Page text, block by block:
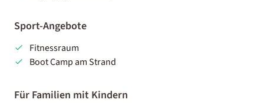
Sport-Angebote
Fitnessraum
Boot Camp am Strand
Für Familien mit Kindern